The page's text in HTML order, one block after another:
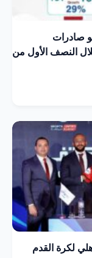
نمو صادرات
مليار دولار خلال النصف الأول من
لكرة القدم